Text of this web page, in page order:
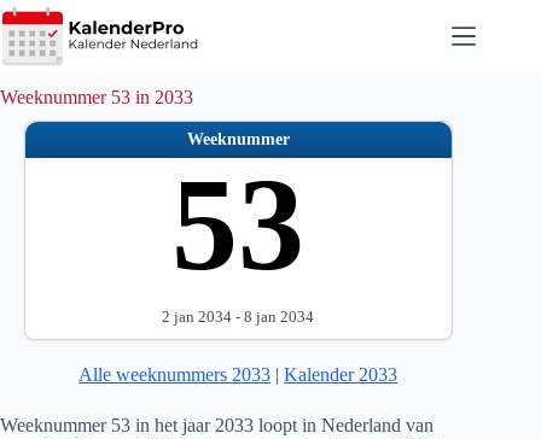
Ga
naar
de
Weeknummer 53 in 2033
Weeknummer
53
2 jan 2034 - 8 jan 2034
Alle weeknummers 2033 |Kalender 2033
Weeknummer 53 in het jaar 2033 loopt in Nederland van